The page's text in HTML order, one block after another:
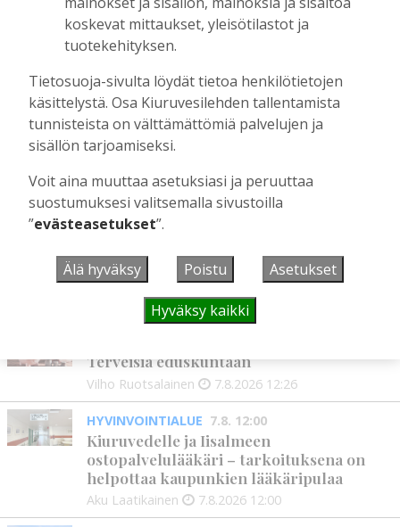
korkotason muutos heijastui alkuvuoden
tulokseen
Tilaajille
Toimitus 6.8.2026 13:18
Mikko Remes täyttää 50 vuotta – vaikka
villitystäkin on havaittavissa, sanoo
syntymäpäiväsankari oppineensa myös
hölläämään vauhtia
Tilaajille
Aku Laatikainen
Terveisiä eduskuntaan
Vilho Ruotsalainen 7.8.2026 12:26
HYVINVOINTIALUE 7.8. 12:00
Kiuruvedelle ja Iisalmeen
ostopalvelulääkäri – tarkoituksena on
helpottaa kaupunkien lääkäripulaa
Aku Laatikainen 7.8.2026 12:00
koskevat mittaukset, yleisötilastot ja
tuotekehityksen.
Tietosuoja-sivulta löydät tietoa henkilötietojen
käsittelystä. Osa Kiuruvesilehden tallentamista
tunnisteista on välttämättömiä palvelujen ja
sisällön tarjoamiseksi.
Voit aina muuttaa asetuksiasi ja peruuttaa
suostumuksesi valitsemalla sivustoilla
”evästeasetukset”.
Älä hyväksy Poistu Asetukset
Hyväksy kaikki